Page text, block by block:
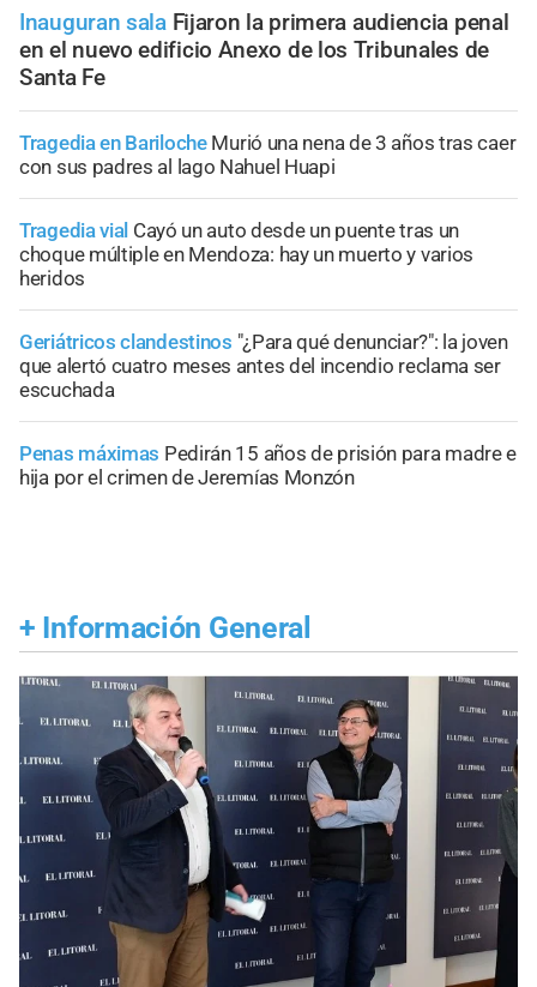
Inauguran sala Fijaron la primera audiencia penal
en el nuevo edificio Anexo de los Tribunales de
Santa Fe
Tragedia en Bariloche Murió una nena de 3 años tras caer
con sus padres al lago Nahuel Huapi
Tragedia vial Cayó un auto desde un puente tras un
choque múltiple en Mendoza: hay un muerto y varios
heridos
Geriátricos clandestinos "¿Para qué denunciar?": la joven
que alertó cuatro meses antes del incendio reclama ser
escuchada
Penas máximas Pedirán 15 años de prisión para madre e
hija por el crimen de Jeremías Monzón
+ Información General